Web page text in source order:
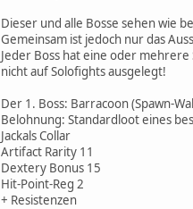
Dieser und alle Bosse sehen wie
Gemeinsam ist jedoch nur das
Jeder Boss hat eine oder
nicht auf Solofights ausgelegt!
Der 1. Boss: Barracoon (Spawn-
Belohnung: Standardloot eines
Jackals Collar
Artifact Rarity 11
Dextery Bonus 15
Hit-Point-Reg 2
+ Resistenzen